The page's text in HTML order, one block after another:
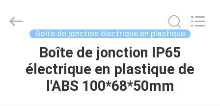
MAISON
PRODUITS
Electric
Boîte de jonction électrique en plastique
Boîte de jonction IP65
électrique en plastique de
l'ABS 100*68*50mm